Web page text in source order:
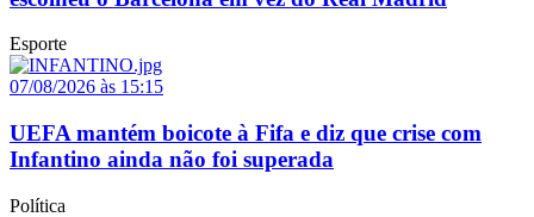
Esporte
07/08/2026 às 15:15
UEFA mantém boicote à Fifa e diz que crise com
Infantino ainda não foi superada
Política